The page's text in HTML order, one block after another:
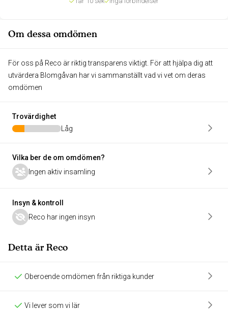
Om dessa omdömen
För oss på Reco är riktig transparens viktigt. För att hjälpa dig att
utvärdera Blomgåvan har vi sammanställt vad vi vet om deras
omdömen
Trovärdighet
Låg
Vilka ber de om omdömen?
Ingen aktiv insamling
Insyn & kontroll
Reco har ingen insyn
Detta är Reco
Oberoende omdömen från riktiga kunder
Vi lever som vi lär